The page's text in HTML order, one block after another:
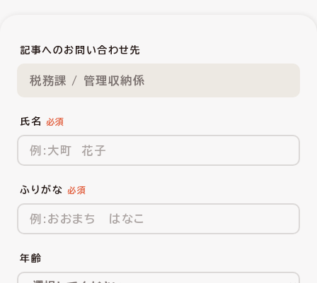
記事へのお問い合わせ先
税務課 / 管理収納係
氏名
ふりがな
年齢